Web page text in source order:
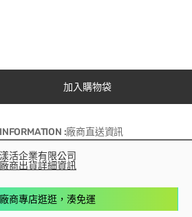
加入購物袋
:廠商直送資訊
漾活企業有限公司
廠商出貨詳細資訊
商專店逛逛，湊免運